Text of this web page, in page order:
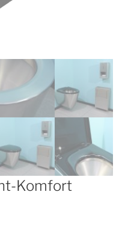
Komfort